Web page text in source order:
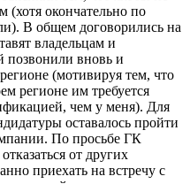
(хотя окончательно по
В общем договорились на
владельцам и
позвонили вновь и
(мотивируя тем, что
регионе им требуется
чем у меня). Для
оставалось пройти
По просьбе ГК
от других
приехать на встречу с